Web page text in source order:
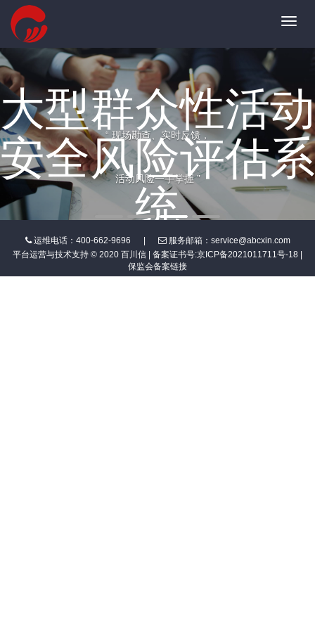
大型群众性活动
安全风险评估系
统
“ 现场勘查、实时反馈，
活动风险一手掌握 ”
运维电话：400-662-9696
服务邮箱：service@abcxin.com
平台运营与技术支持 © 2020 百川信 | 备案证书号:京ICP备2021011711号-18
保监会备案链接